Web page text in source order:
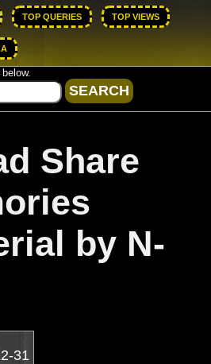
TOP QUERIES TOP VIEWS
Share
by N-
31